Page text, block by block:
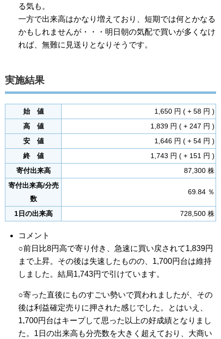
る気も。
一方で出来高はかなり増えており、短期では何とかなる
かもしれませんが・・・明日朝の気配で買いが多くなけ
れば、無難に見送りとなりそうです。
実施結果
始 値
1,650 円 ( + 58 円 )
高 値
1,839 円 ( + 247 円 )
安 値
1,646 円 ( + 54 円 )
終 値
1,743 円 ( + 151 円 )
寄付出来高
87,300 株
寄付出来高/分売
数
69.84 ％
1日の出来高 728,500 株
コメント
○前日比8円高で寄り付き、急速に買い戻されて1,839円
まで上昇。その後は失速したものの、1,700円台は維持
しました。結局1,743円で引けています。
○寄った直後にものすごい勢いで買われましたが、その
後は利益確定売りに押された感じでした。とはいえ、
1,700円台はキープして思った以上の好成績となりまし
た。1日の出来高も分売数を大きく超えており、大商い